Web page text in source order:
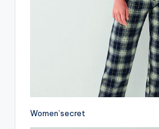
Women’secret